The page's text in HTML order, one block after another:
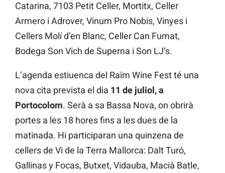
Catarina, 7103 Petit Celler, Mortitx, Celler
Armero i Adrover, Vinum Pro Nobis, Vinyes i
Cellers Molí d’en Blanc, Celler Can Fumat,
Bodega Son Vich de Superna i Son LJ’s.
L’agenda estiuenca del Raïm Wine Fest té una
nova cita prevista el dia 11 de juliol, a
Portocolom. Serà a sa Bassa Nova, on obrirà
portes a les 18 hores fins a les dues de la
matinada. Hi participaran una quinzena de
cellers de Vi de la Terra Mallorca: Dalt Turó,
Gallinas y Focas, Butxet, Vidauba, Macià Batle,